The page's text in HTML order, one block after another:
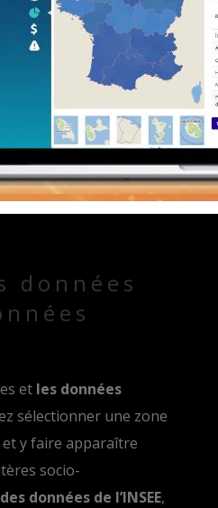
données
et les données
sélectionner une zone
y faire apparaître
socio-
des données de l’INSEE,